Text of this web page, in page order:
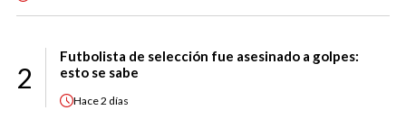
2
Futbolista de selección fue asesinado a golpes:
esto se sabe
Hace2 días